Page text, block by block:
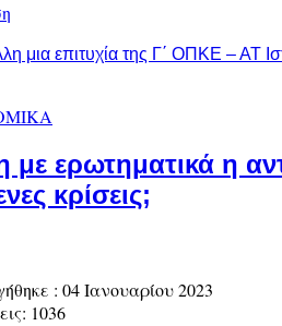
μια επιτυχία της Γ΄ ΟΠΚΕ – ΑΤ
ερωτηματικά η
κρίσεις;
: 04 Ιανουαρίου 2023
1036